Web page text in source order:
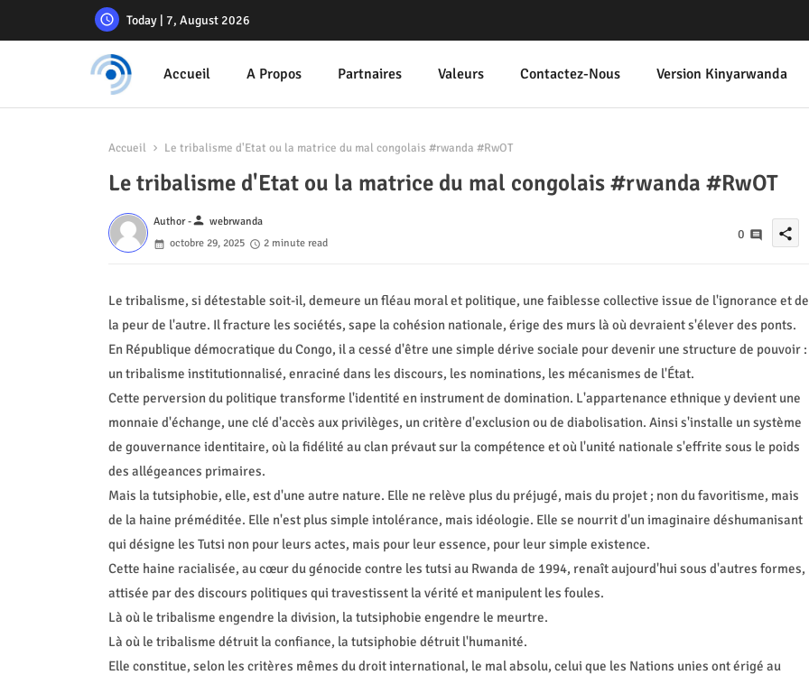
Today | 7, August 2026
Accueil A Propos Partnaires Valeurs Contactez-Nous Version Kinyarwanda
Accueil Le tribalisme d'Etat ou la matrice du mal congolais #rwanda #RwOT
Le tribalisme d'Etat ou la matrice du mal congolais #rwanda #RwOT
Author -person webrwanda
octobre 29, 2025
2 minute read
0 share
Le tribalisme, si détestable soit-il, demeure un fléau moral et politique, une faiblesse collective issue de l'ignorance et de
la peur de l'autre. Il fracture les sociétés, sape la cohésion nationale, érige des murs là où devraient s'élever des ponts.
En République démocratique du Congo, il a cessé d'être une simple dérive sociale pour devenir une structure de pouvoir :
un tribalisme institutionnalisé, enraciné dans les discours, les nominations, les mécanismes de l'État.
Cette perversion du politique transforme l'identité en instrument de domination. L'appartenance ethnique y devient une
monnaie d'échange, une clé d'accès aux privilèges, un critère d'exclusion ou de diabolisation. Ainsi s'installe un système
de gouvernance identitaire, où la fidélité au clan prévaut sur la compétence et où l'unité nationale s'effrite sous le poids
des allégeances primaires.
Mais la tutsiphobie, elle, est d'une autre nature. Elle ne relève plus du préjugé, mais du projet ; non du favoritisme, mais
de la haine préméditée. Elle n'est plus simple intolérance, mais idéologie. Elle se nourrit d'un imaginaire déshumanisant
qui désigne les Tutsi non pour leurs actes, mais pour leur essence, pour leur simple existence.
Cette haine racialisée, au cœur du génocide contre les tutsi au Rwanda de 1994, renaît aujourd'hui sous d'autres formes,
attisée par des discours politiques qui travestissent la vérité et manipulent les foules.
Là où le tribalisme engendre la division, la tutsiphobie engendre le meurtre.
Là où le tribalisme détruit la confiance, la tutsiphobie détruit l'humanité.
Elle constitue, selon les critères mêmes du droit international, le mal absolu, celui que les Nations unies ont érigé au